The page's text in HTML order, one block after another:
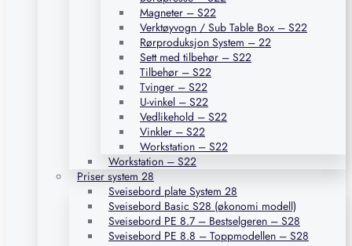
Magneter – S22
Verktøyvogn / Sub Table Box – S22
Rørproduksjon System – 22
Sett med tilbehør – S22
Tilbehør – S22
Tvinger – S22
U-vinkel – S22
Vedlikehold – S22
Vinkler – S22
Workstation – S22
Workstation – S22
Priser system 28
Sveisebord plate System 28
Sveisebord Basic S28 (økonomi modell)
Sveisebord PE 8.7 – Bestselgeren – S28
Sveisebord PE 8.8 – Toppmodellen – S28